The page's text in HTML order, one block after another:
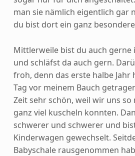
man sie nämlich eigentlich gar
du bist dort ein ganz
Mittlerweile bist du auch gerne
und schläfst da auch gern.
froh, denn das erste halbe Jahr
Tag vor meinem Bauch
Zeit sehr schön, weil wir uns so
ganz viel kuscheln konnten.
schwerer und schwerer und
Kinderwagen gewechselt.
Babyschale rausgenommen